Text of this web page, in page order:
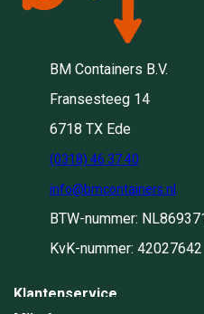
BM Containers B.V.
Fransesteeg 14
6718 TX Ede
(0318) 46 37 40
info@bmcontainers.nl
BTW-nummer:
KvK-nummer: 42027642
Klantenservice